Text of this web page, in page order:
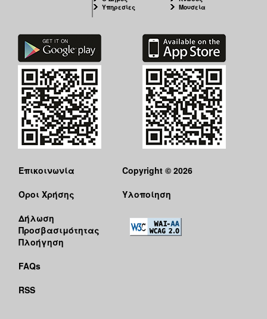
ΑΝΘΕΚΤΙΚΗ
Υπηρεσίες
Μουσεία
Επικοινωνία
Όροι Χρήσης
Δήλωση
Προσβασιμότητας
Πλοήγηση
FAQs
RSS
Copyright © 2026
Υλοποίηση